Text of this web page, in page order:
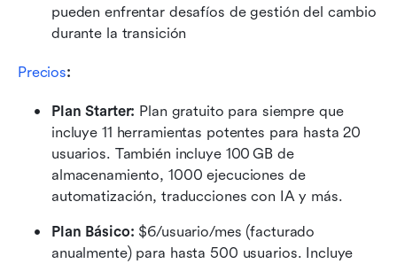
pueden enfrentar desafíos de gestión del cambio
durante la transición
Precios:
Plan Starter: Plan gratuito para siempre que
incluye 11 herramientas potentes para hasta 20
usuarios. También incluye 100 GB de
almacenamiento, 1000 ejecuciones de
automatización, traducciones con IA y más.
Plan Básico: $6/usuario/mes (facturado
anualmente) para hasta 500 usuarios. Incluye